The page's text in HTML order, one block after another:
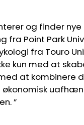
og finder
fra Point Park
fra Touro
kun med at
at kombinere
”